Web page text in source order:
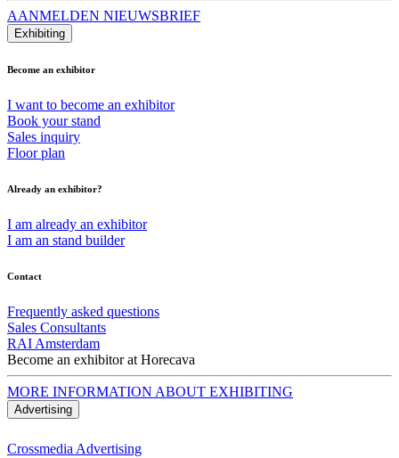
AANMELDEN NIEUWSBRIEF
Exhibiting
Become an exhibitor
I want to become an exhibitor
Book your stand
Sales inquiry
Floor plan
Already an exhibitor?
I am already an exhibitor
I am an stand builder
Contact
Frequently asked questions
Sales Consultants
RAI Amsterdam
Become an exhibitor at Horecava
MORE INFORMATION ABOUT EXHIBITING
Advertising
Crossmedia Advertising